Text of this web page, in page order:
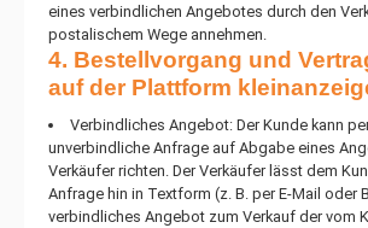
eines verbindlichen Angebotes durch den
postalischem Wege annehmen.
4. Bestellvorgang und
auf der Plattform
Verbindliches Angebot: Der Kunde kann
unverbindliche Anfrage auf Abgabe eines
Verkäufer richten. Der Verkäufer lässt dem
Anfrage hin in Textform (z. B. per E-Mail oder
verbindliches Angebot zum Verkauf der vom